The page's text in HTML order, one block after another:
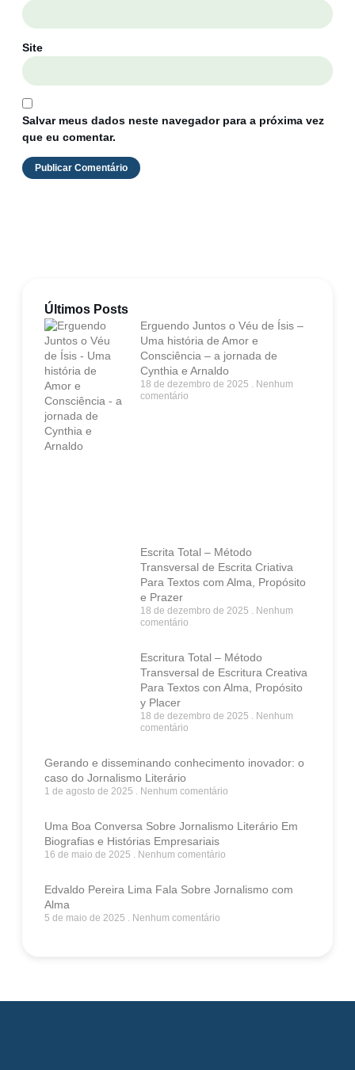
Site
Salvar meus dados neste navegador para a próxima vez
que eu comentar.
Últimos Posts
Erguendo Juntos o Véu de Ísis –
Uma história de Amor e
Consciência – a jornada de
Cynthia e Arnaldo
18 de dezembro de 2025
Nenhum
comentário
Escrita Total – Método
Transversal de Escrita Criativa
Para Textos com Alma, Propósito
e Prazer
18 de dezembro de 2025
Nenhum
comentário
Escritura Total – Método
Transversal de Escritura Creativa
Para Textos con Alma, Propósito
y Placer
18 de dezembro de 2025
Nenhum
comentário
Gerando e disseminando conhecimento inovador: o
caso do Jornalismo Literário
1 de agosto de 2025 Nenhum comentário
Uma Boa Conversa Sobre Jornalismo Literário Em
Biografias e Histórias Empresariais
16 de maio de 2025 Nenhum comentário
Edvaldo Pereira Lima Fala Sobre Jornalismo com
Alma
5 de maio de 2025 Nenhum comentário